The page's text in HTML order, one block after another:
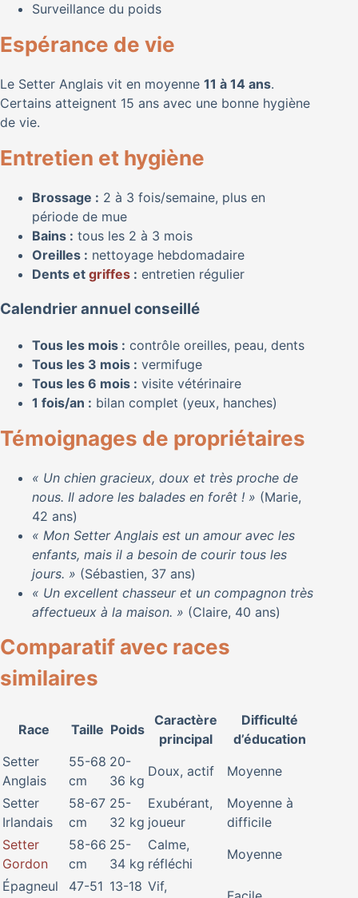
Surveillance du poids
Espérance de vie
Le Setter Anglais vit en moyenne 11 à 14 ans.
Certains atteignent 15 ans avec une bonne hygiène
de vie.
Entretien et hygiène
Brossage : 2 à 3 fois/semaine, plus en
période de mue
Bains : tous les 2 à 3 mois
Oreilles : nettoyage hebdomadaire
Dents et griffes : entretien régulier
Calendrier annuel conseillé
Tous les mois : contrôle oreilles, peau, dents
Tous les 3 mois : vermifuge
Tous les 6 mois : visite vétérinaire
1 fois/an : bilan complet (yeux, hanches)
Témoignages de propriétaires
« Un chien gracieux, doux et très proche de
nous. Il adore les balades en forêt ! » (Marie,
42 ans)
« Mon Setter Anglais est un amour avec les
enfants, mais il a besoin de courir tous les
jours. » (Sébastien, 37 ans)
« Un excellent chasseur et un compagnon très
affectueux à la maison. » (Claire, 40 ans)
Comparatif avec races
similaires
Race Taille Poids
Caractère
principal
Difficulté
d’éducation
Setter
Anglais
55-68
cm
20-
36 kg
Doux, actif
Moyenne
Setter
Irlandais
58-67
cm
25-
32 kg
Exubérant,
joueur
Moyenne à
difficile
Setter
Gordon
58-66
cm
25-
34 kg
Calme,
réfléchi
Moyenne
Épagneul
47-51 13-18 Vif,